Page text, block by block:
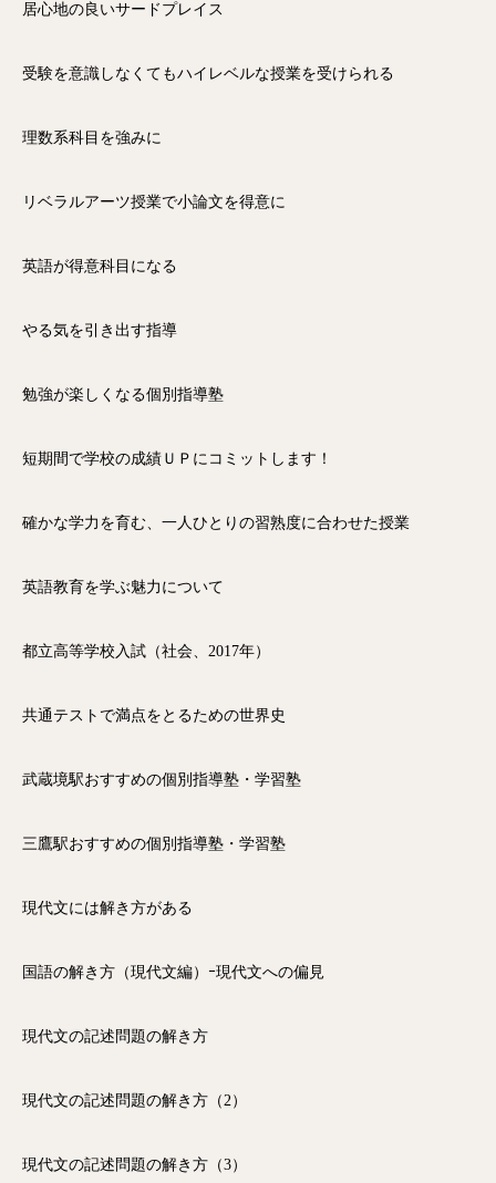
居心地の良いサードプレイス
受験を意識しなくてもハイレベルな授業を受けられる
理数系科目を強みに
リベラルアーツ授業で小論文を得意に
英語が得意科目になる
やる気を引き出す指導
勉強が楽しくなる個別指導塾
短期間で学校の成績ＵＰにコミットします！
確かな学力を育む、一人ひとりの習熟度に合わせた授業
英語教育を学ぶ魅力について
都立高等学校入試（社会、2017年）
共通テストで満点をとるための世界史
武蔵境駅おすすめの個別指導塾・学習塾
三鷹駅おすすめの個別指導塾・学習塾
現代文には解き方がある
国語の解き方（現代文編）ｰ現代文への偏見
現代文の記述問題の解き方
現代文の記述問題の解き方（2）
現代文の記述問題の解き方（3）